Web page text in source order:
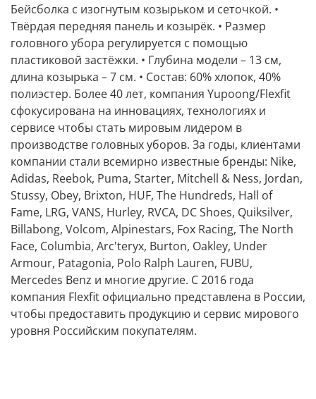
Бейсболка с изогнутым козырьком и сеточкой. •
Твёрдая передняя панель и козырёк. • Размер
головного убора регулируется с помощью
пластиковой застёжки. • Глубина модели – 13 см,
длина козырька – 7 см. • Состав: 60% хлопок, 40%
полиэстер. Более 40 лет, компания Yupoong/Flexfit
сфокусирована на инновациях, технологиях и
сервисе чтобы стать мировым лидером в
производстве головных уборов. За годы, клиентами
компании стали всемирно известные бренды: Nike,
Adidas, Reebok, Puma, Starter, Mitchell & Ness, Jordan,
Stussy, Obey, Brixton, HUF, The Hundreds, Hall of
Fame, LRG, VANS, Hurley, RVCA, DC Shoes, Quiksilver,
Billabong, Volcom, Alpinestars, Fox Racing, The North
Face, Columbia, Arc'teryx, Burton, Oakley, Under
Armour, Patagonia, Polo Ralph Lauren, FUBU,
Mercedes Benz и многие другие. С 2016 года
компания Flexfit официально представлена в России,
чтобы предоставить продукцию и сервис мирового
уровня Российским покупателям.